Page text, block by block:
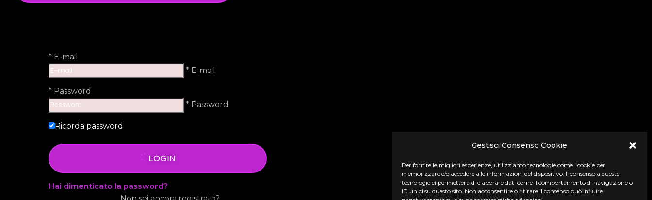
Gestisci Consenso Cookie
Per fornire le migliori esperienze, utilizziamo tecnologie come i cookie per
memorizzare e/o accedere alle informazioni del dispositivo. Il consenso a queste
tecnologie ci permetterà di elaborare dati come il comportamento di navigazione o
ID unici su questo sito. Non acconsentire o ritirare il consenso può influire
* E-mail
* E-mail
* Password
* Password
Ricorda password
LOGIN
Hai dimenticato la password?
Non sei ancora registrato?